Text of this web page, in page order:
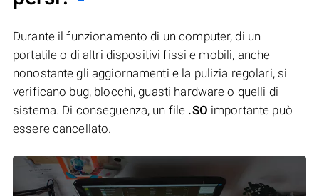
Durante il funzionamento di un computer, di un
portatile o di altri dispositivi fissi e mobili, anche
nonostante gli aggiornamenti e la pulizia regolari, si
verificano bug, blocchi, guasti hardware o quelli di
sistema. Di conseguenza, un file .SO importante può
essere cancellato.